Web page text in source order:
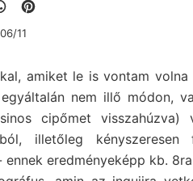
11
amiket le is vontam
nem illő módon,
cipőmet visszahúzva)
illetőleg kényszeresen
eredményeképp kb.